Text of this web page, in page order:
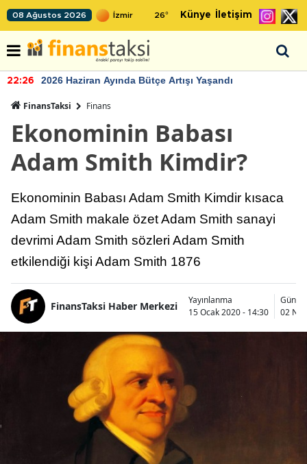
08 Ağustos 2026 26° Künye İletişim
22:24 TCMB'nin rezervlerinde artan momentum devam
FinansTaksi Finans
Ekonominin Babası
Adam Smith Kimdir?
Ekonominin Babası Adam Smith Kimdir kısaca
Adam Smith makale özet Adam Smith sanayi
devrimi Adam Smith sözleri Adam Smith
etkilendiği kişi Adam Smith 1876
FinansTaksi Haber Merkezi
Yayınlanma
15 Ocak 2020 - 14:30
02